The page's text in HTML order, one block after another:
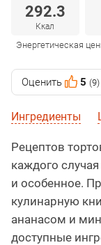
292.3
Ккал
Энергетическая
Оценить 5 (9)
Ингредиенты
Рецептов
каждого
и особенное.
кулинарную
ананасом и
доступные